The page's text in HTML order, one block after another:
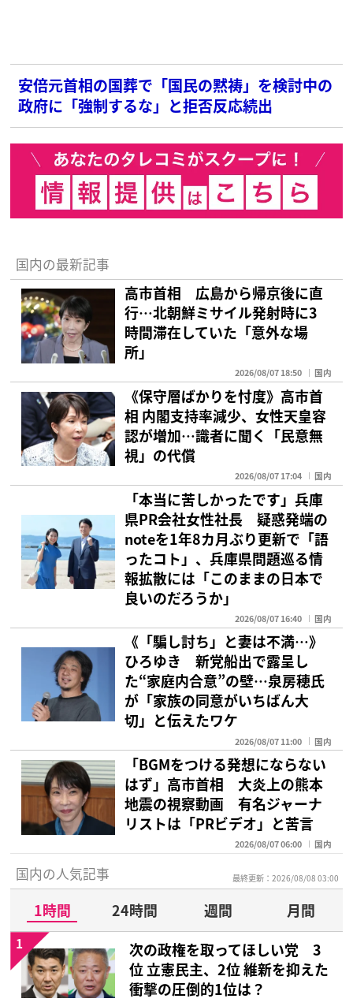
安倍元首相の国葬で「国民の黙祷」を検討中の
政府に「強制するな」と拒否反応続出
国内の最新記事
高市首相 広島から帰京後に直
行…北朝鮮ミサイル発射時に3
時間滞在していた「意外な場
所」
2026/08/07 18:50 国内
《保守層ばかりを忖度》高市首
相 内閣支持率減少、女性天皇容
認が増加…識者に聞く「民意無
視」の代償
2026/08/07 17:04 国内
「本当に苦しかったです」兵庫
県PR会社女性社長 疑惑発端の
noteを1年8カ月ぶり更新で「語
ったコト」、兵庫県問題巡る情
報拡散には「このままの日本で
良いのだろうか」
2026/08/07 16:40 国内
《「騙し討ち」と妻は不満…》
ひろゆき 新党船出で露呈し
た“家庭内合意”の壁…泉房穂氏
が「家族の同意がいちばん大
切」と伝えたワケ
2026/08/07 11:00 国内
「BGMをつける発想にならない
はず」高市首相 大炎上の熊本
地震の視察動画 有名ジャーナ
リストは「PRビデオ」と苦言
2026/08/07 06:00 国内
国内の人気記事 最終更新：2026/08/08 03:00
1時間 24時間 週間
月間
次の政権を取ってほしい党 3
位 立憲民主、2位 維新を抑えた
衝撃の圧倒的1位は？
1